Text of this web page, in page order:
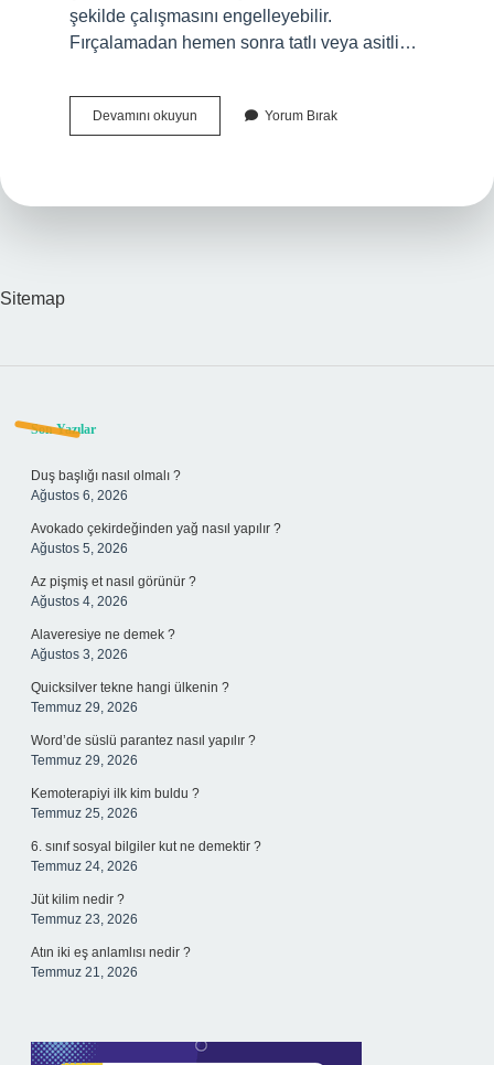
şekilde çalışmasını engelleyebilir.
Fırçalamadan hemen sonra tatlı veya asitli…
Devamını okuyun
Fırçaladıktan
Yorum Bırak
Sitemap
Sidebar
Son Yazılar
Duş başlığı nasıl olmalı ?
Ağustos 6, 2026
Avokado çekirdeğinden yağ nasıl yapılır ?
Ağustos 5, 2026
Az pişmiş et nasıl görünür ?
Ağustos 4, 2026
Alaveresiye ne demek ?
Ağustos 3, 2026
Quicksilver tekne hangi ülkenin ?
Temmuz 29, 2026
Word’de süslü parantez nasıl yapılır ?
Temmuz 29, 2026
Kemoterapiyi ilk kim buldu ?
Temmuz 25, 2026
6. sınıf sosyal bilgiler kut ne demektir ?
Temmuz 24, 2026
Jüt kilim nedir ?
Temmuz 23, 2026
Atın iki eş anlamlısı nedir ?
Temmuz 21, 2026